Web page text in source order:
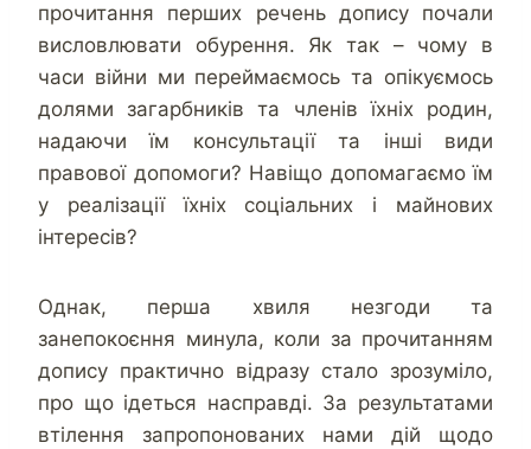
прочитання перших речень допису почали
висловлювати обурення. Як так – чому в
часи війни ми переймаємось та опікуємось
долями загарбників та членів їхніх родин,
надаючи їм консультації та інші види
правової допомоги? Навіщо допомагаємо їм
у реалізації їхніх соціальних і майнових
інтересів?
Однак, перша хвиля незгоди та
занепокоєння минула, коли за прочитанням
допису практично відразу стало зрозуміло,
про що ідеться насправді. За результатами
втілення запропонованих нами дій щодо